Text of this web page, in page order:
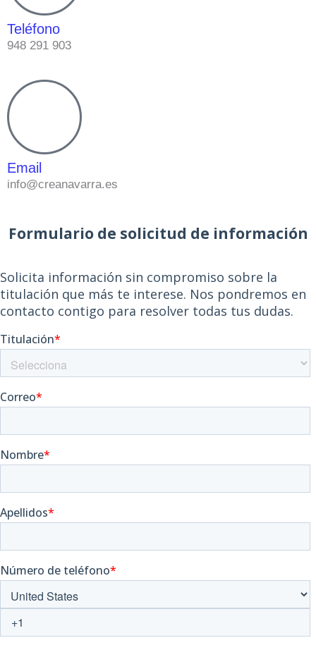
Teléfono
948 291 903
Email
info@creanavarra.es